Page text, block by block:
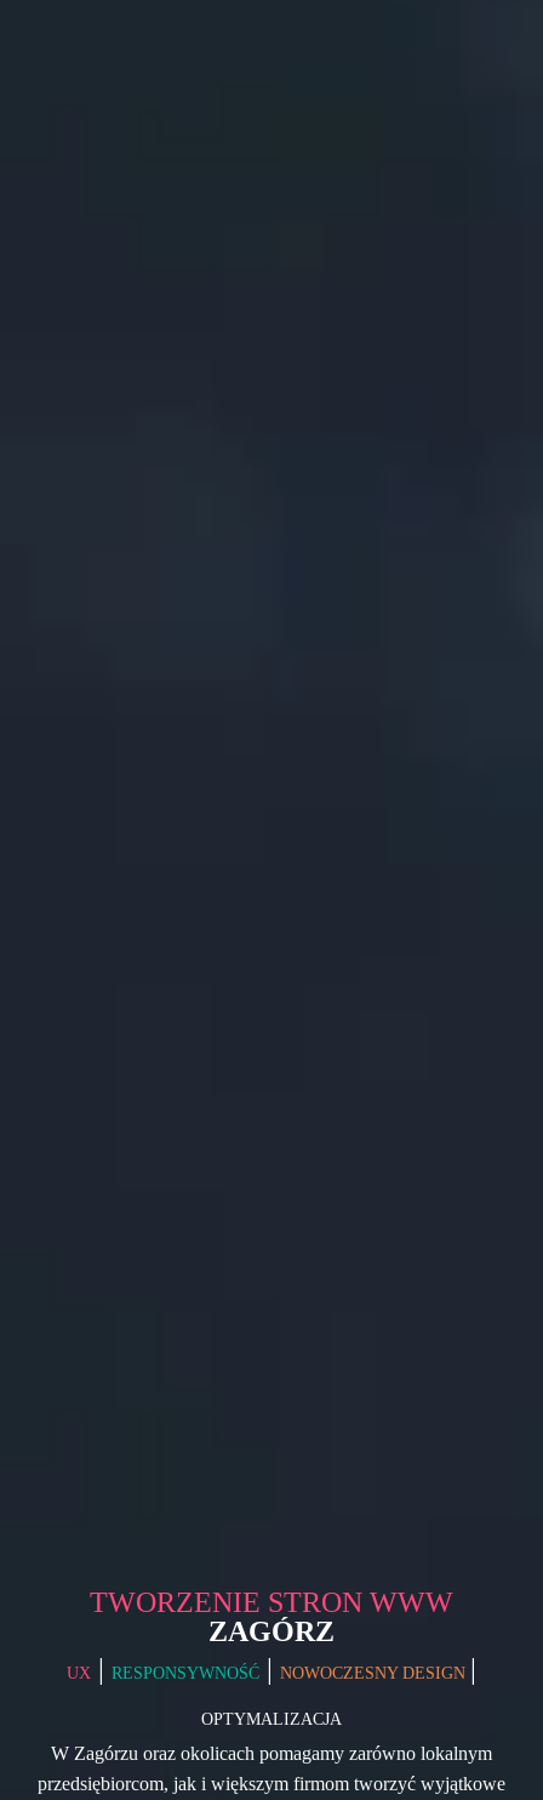
TWORZENIE STRON WWW
ZAGÓRZ
UX | RESPONSYWNOŚĆ | NOWOCZESNY DESIGN |
OPTYMALIZACJA
W Zagórzu oraz okolicach pomagamy zarówno lokalnym
przedsiębiorcom, jak i większym firmom tworzyć wyjątkowe